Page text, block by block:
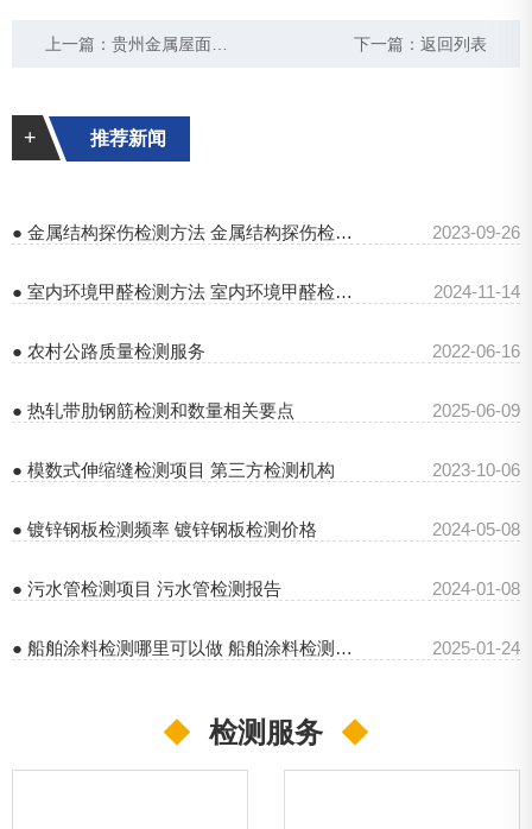
上一篇：贵州金属屋面抗风揭检测：守护建筑安全的关键防线 下一篇： 返回列表
+ 推荐新闻
● 金属结构探伤检测方法 金属结构探伤检测报告 2023-09-26
● 室内环境甲醛检测方法 室内环境甲醛检测规范 2024-11-14
● 农村公路质量检测服务 2022-06-16
● 热轧带肋钢筋检测和数量相关要点 2025-06-09
● 模数式伸缩缝检测项目 第三方检测机构 2023-10-06
● 镀锌钢板检测频率 镀锌钢板检测价格 2024-05-08
● 污水管检测项目 污水管检测报告 2024-01-08
● 船舶涂料检测哪里可以做 船舶涂料检测报告 2025-01-24
◆ 检测服务 ◆